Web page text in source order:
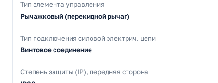
Тип элемента управления
Рычажковый (перекидной рычаг)
Тип подключения силовой электрич. цепи
Винтовое соединение
Степень защиты (IP), передняя сторона